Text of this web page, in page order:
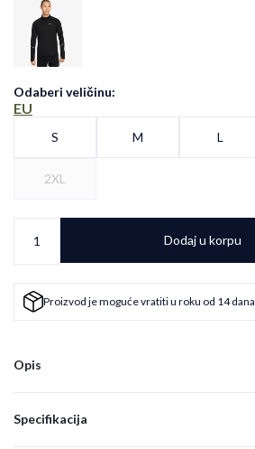
Odaberi veličinu:
EU
S M L
2XL
Dodaj u korpu
Proizvod je moguće vratiti u roku od 14 dana.
Opis
Specifikacija